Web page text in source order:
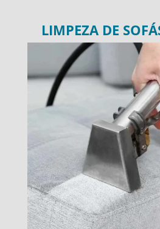
LIMPEZA DE